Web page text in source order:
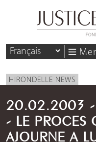
HIRONDELLE NEWS
20.02.2003 -
- LE PROCES
AJOURNE A